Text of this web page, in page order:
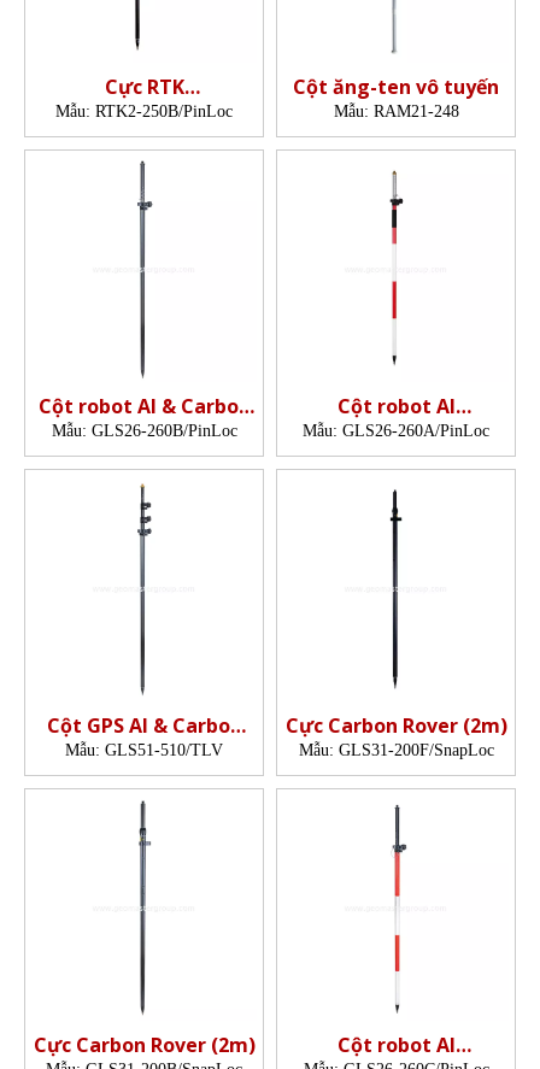
Cực RTK
(2,5m,PinLoc,10mm)
Mẫu: RTK2-250B/PinLoc
Cột ăng-ten vô tuyến
Mẫu: RAM21-248
Cột robot Al & Carbon
(2.6m,PinLoc)
Mẫu: GLS26-260B/PinLoc
Cột robot Al
(2,6m,PinLock)
Mẫu: GLS26-260A/PinLoc
Cột GPS Al & Carbon
(5,1m)
Mẫu: GLS51-510/TLV
Cực Carbon Rover (2m)
Mẫu: GLS31-200F/SnapLoc
Cực Carbon Rover (2m)
Cột robot Al